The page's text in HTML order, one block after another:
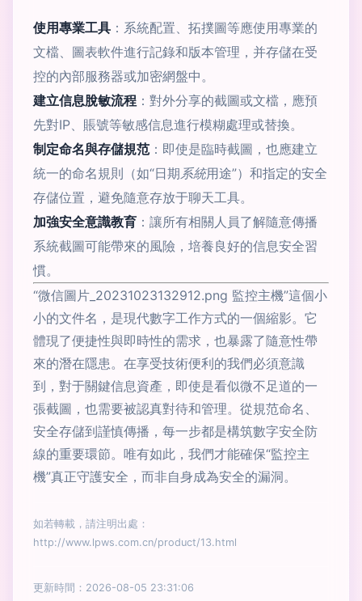
使用專業工具 ：系統配置、拓撲圖等應使用專業的
文檔、圖表軟件進行記錄和版本管理，并存儲在受
控的內部服務器或加密網盤中。
建立信息脫敏流程 ：對外分享的截圖或文檔，應預
先對IP、賬號等敏感信息進行模糊處理或替換。
制定命名與存儲規范：即使是臨時截圖，也應建立
統一的命名規則（如“日期系統用途”）和指定的安全
存儲位置，避免隨意存放于聊天工具。
加強安全意識教育 ：讓所有相關人員了解隨意傳播
系統截圖可能帶來的風險，培養良好的信息安全習
慣。
“微信圖片_20231023132912.png 監控主機”這個小
小的文件名，是現代數字工作方式的一個縮影。它
體現了便捷性與即時性的需求，也暴露了隨意性帶
來的潛在隱患。在享受技術便利的我們必須意識
到，對于關鍵信息資產，即使是看似微不足道的一
張截圖，也需要被認真對待和管理。從規范命名、
安全存儲到謹慎傳播，每一步都是構筑數字安全防
線的重要環節。唯有如此，我們才能確保“監控主
機”真正守護安全，而非自身成為安全的漏洞。
如若轉載，請注明出處：
http://www.lpws.com.cn/product/13.html
更新時間：2026-08-05 23:31:06